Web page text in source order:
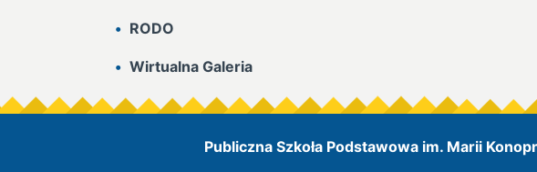
RODO
Wirtualna Galeria
Publiczna Szkoła Podstawowa im. Marii